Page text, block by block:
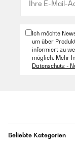
Ich möchte
um über
informiert zu
möglich. Mehr
Datenschutz -
Beliebte Kategorien